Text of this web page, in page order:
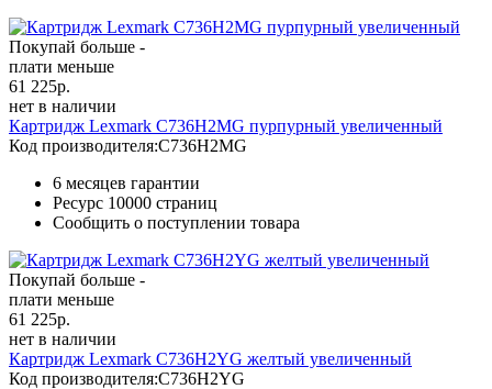
Покупай больше -
плати меньше
61 225р.
нет в наличии
Картридж Lexmark C736H2MG пурпурный увеличенный
Код производителя:C736H2MG
6 месяцев гарантии
Ресурс 10000 страниц
Сообщить о поступлении товара
Покупай больше -
плати меньше
61 225р.
нет в наличии
Картридж Lexmark C736H2YG желтый увеличенный
Код производителя:C736H2YG